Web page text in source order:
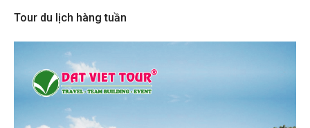
Tour du lịch hàng tuần